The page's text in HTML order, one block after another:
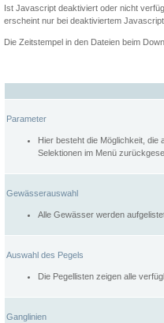
Ist Javascript deaktiviert oder nicht
erscheint nur bei deaktiviertem
Die Zeitstempel in den Dateien beim
Parameter
Hier besteht die Möglichkeit,
Selektionen im Menü
Gewässerauswahl
Alle Gewässer werden
Auswahl des Pegels
Die Pegellisten zeigen alle
Ganglinien